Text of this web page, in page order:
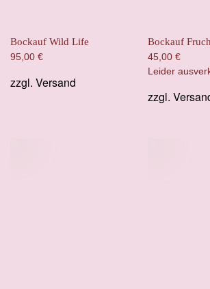
Bockauf Wild Life
95,00 €
zzgl. Versand
Bockauf
45,00 €
Leider
zzgl.